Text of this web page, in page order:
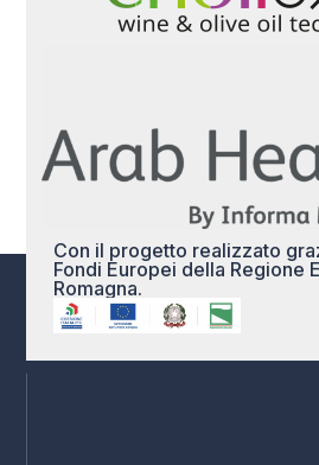
Con il progetto realizzato
Fondi Europei della Regione
Romagna.